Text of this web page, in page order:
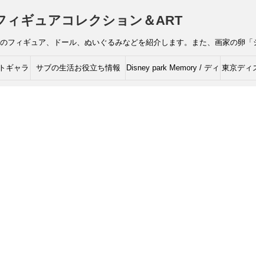
ィギュアコレクション＆ART
フィギュア、ドール、ぬいぐるみなどを紹介します。また、画家の卵「
ギャラ サブの生活お役立ち情報 Disney park Memory / ディ 東京ディ